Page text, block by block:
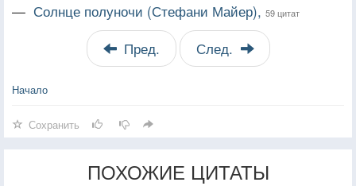
— Солнце полуночи (Стефани Майер), 59 цитат
Пред. След.
Начало
Сохранить
ПОХОЖИЕ ЦИТАТЫ